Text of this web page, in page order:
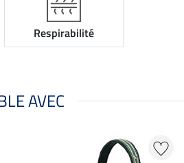
Respirabilité
AVEC